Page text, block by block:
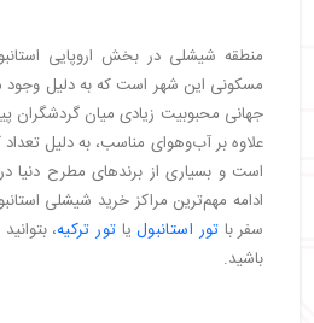
منطقه شیشلی در بخش اروپایی
مسکونی این شهر است که به دلیل وجود
جهانی محبوبیت زیادی میان گردشگران
علاوه بر آب‌وهوای مناسب، به دلیل
است و بسیاری از برندهای مطرح دنیا
ادامه مهم‌ترین مراکز خرید شیشلی
سفر با تور استانبول یا تور ترکیه،
باشید.